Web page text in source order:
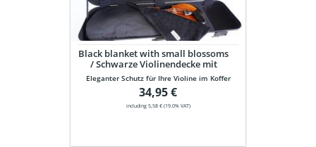
Schwarze
Violinendecke
mit
Black blanket with small blossoms
/ Schwarze Violinendecke mit
Blüten
Eleganter Schutz für Ihre Violine im Koffer
34,95 €
including 5,58 € (19.0% VAT)